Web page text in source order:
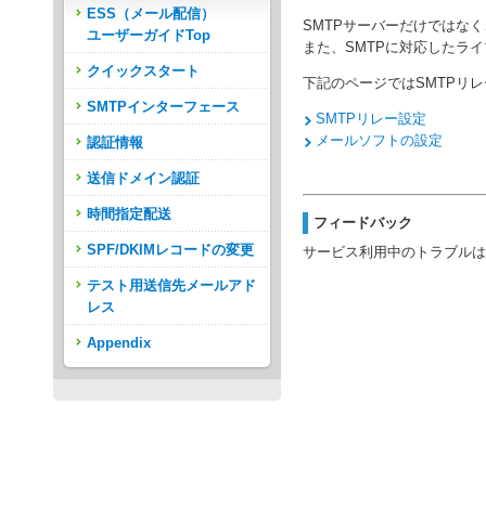
SMTPサーバーだけではな
また、SMTPに対応したラ
下記のページではSMTPリ
SMTPリレー設定
メールソフトの設定
フィードバック
サービス利用中のトラブル
ESS（メール配信）
ユーザーガイドTop
クイックスタート
SMTPインターフェース
認証情報
送信ドメイン認証
時間指定配送
SPF/DKIMレコードの変更
テスト用送信先メールアド
レス
Appendix